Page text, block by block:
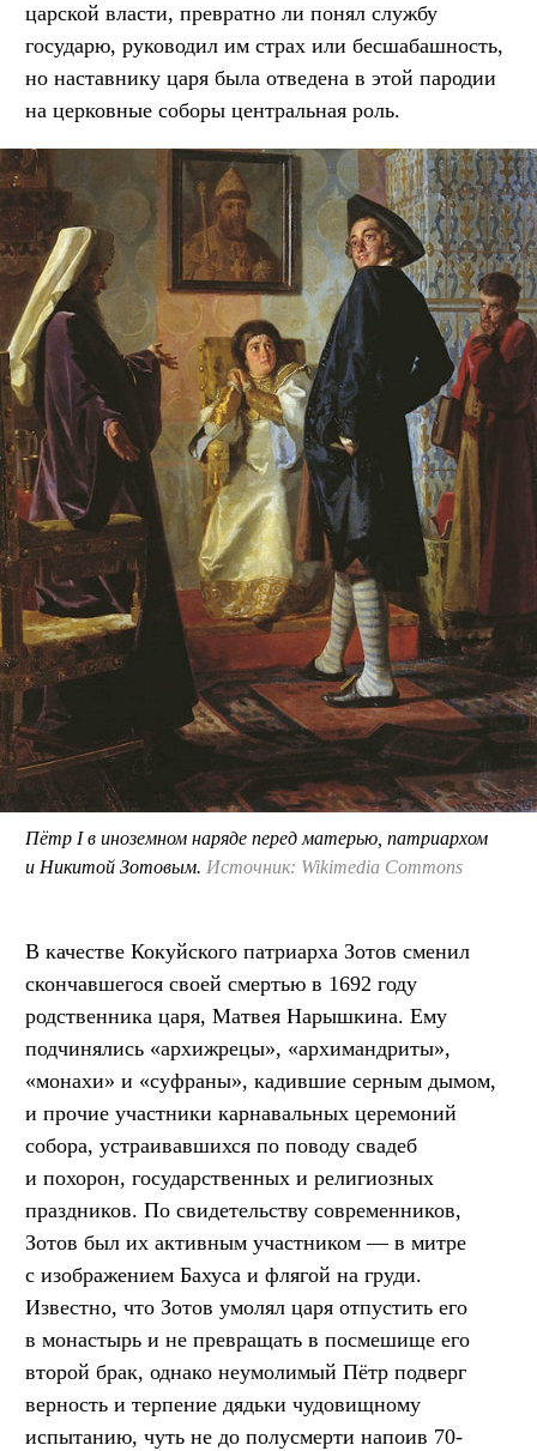
царской власти, превратно ли понял службу
государю, руководил им страх или бесшабашность,
но наставнику царя была отведена в этой пародии
на церковные соборы центральная роль.
Пётр I в иноземном наряде перед матерью, патриархом
и Никитой Зотовым. Источник: Wikimedia Commons
В качестве Кокуйского патриарха Зотов сменил
скончавшегося своей смертью в 1692 году
родственника царя, Матвея Нарышкина. Ему
подчинялись «архижрецы», «архимандриты»,
«монахи» и «суфраны», кадившие серным дымом,
и прочие участники карнавальных церемоний
собора, устраивавшихся по поводу свадеб
и похорон, государственных и религиозных
праздников. По свидетельству современников,
Зотов был их активным участником — в митре
с изображением Бахуса и флягой на груди.
Известно, что Зотов умолял царя отпустить его
в монастырь и не превращать в посмешище его
второй брак, однако неумолимый Пётр подверг
верность и терпение дядьки чудовищному
испытанию, чуть не до полусмерти напоив 70-